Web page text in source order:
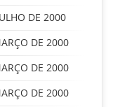
DE 2000
DE 2000
DE 2000
DE 2000